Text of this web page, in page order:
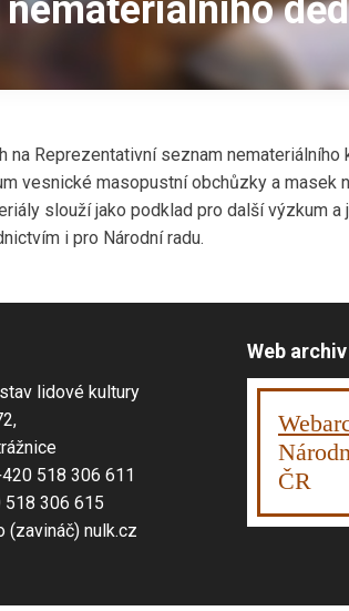
Reprezentativní seznam
vesnické masopustní obchůzky a masek
slouží jako podklad pro další výzkum
i pro Národní radu.
lidové kultury
518 306 611
518 306 615
(zavináč) nulk.cz
Web archiv
ČR